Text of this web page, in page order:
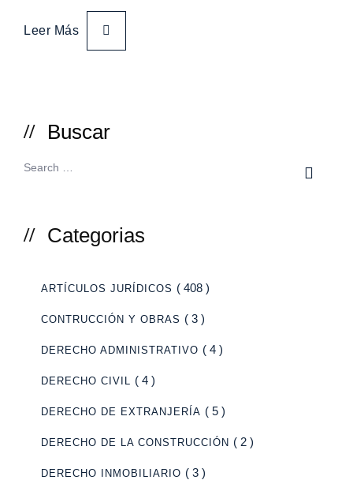
Leer Más
Buscar
Categorias
ARTÍCULOS JURÍDICOS ( 408 )
CONTRUCCIÓN Y OBRAS ( 3 )
DERECHO ADMINISTRATIVO ( 4 )
DERECHO CIVIL ( 4 )
DERECHO DE EXTRANJERÍA ( 5 )
DERECHO DE LA CONSTRUCCIÓN ( 2 )
DERECHO INMOBILIARIO ( 3 )